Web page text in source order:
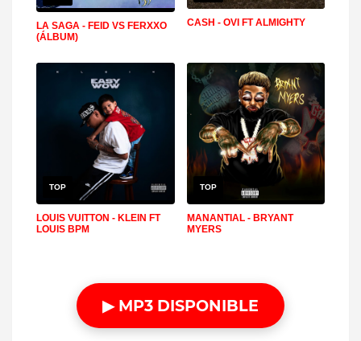
LA SAGA - FEID VS FERXXO
(ÁLBUM)
CASH - OVI FT ALMIGHTY
TOP
LOUIS VUITTON - KLEIN FT
LOUIS BPM
TOP
MANANTIAL - BRYANT
MYERS
▶ MP3 DISPONIBLE